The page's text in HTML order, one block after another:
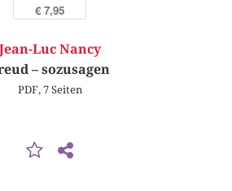
€ 7,95
Jean-Luc Nancy
– sozusagen
PDF, 7 Seiten